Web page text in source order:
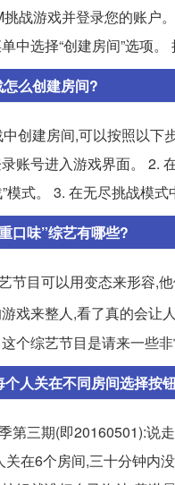
战游戏并登录您的账户
中选择“创建房间”选项。
么创建房间?
创建房间,可以按照以下
账号进入游戏界面。 2.
模式。 3. 在无尽挑战模式
口味”综艺有哪些?
节目可以用变态来形容,
戏来整人,看了真的会让
个综艺节目是请来一些非
个人关在不同房间选择按
第三期(即20160501):说
关在6个房间,三十分钟内